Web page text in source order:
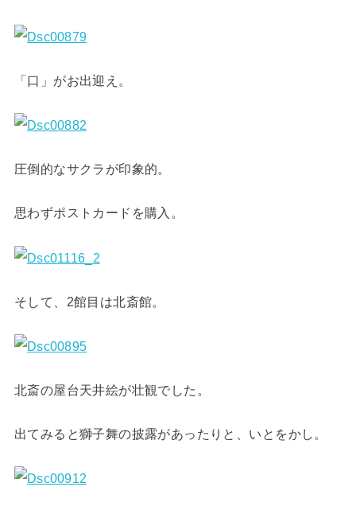
「口」がお出迎え。
圧倒的なサクラが印象的。
思わずポストカードを購入。
そして、2館目は北斎館。
北斎の屋台天井絵が壮観でした。
出てみると獅子舞の披露があったりと、いとをかし。